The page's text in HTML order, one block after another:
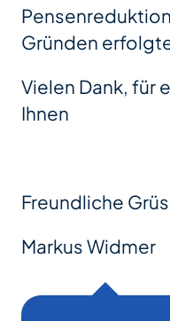
Gründen
Vielen Dank, für
Ihnen
Freundliche
Markus Widmer